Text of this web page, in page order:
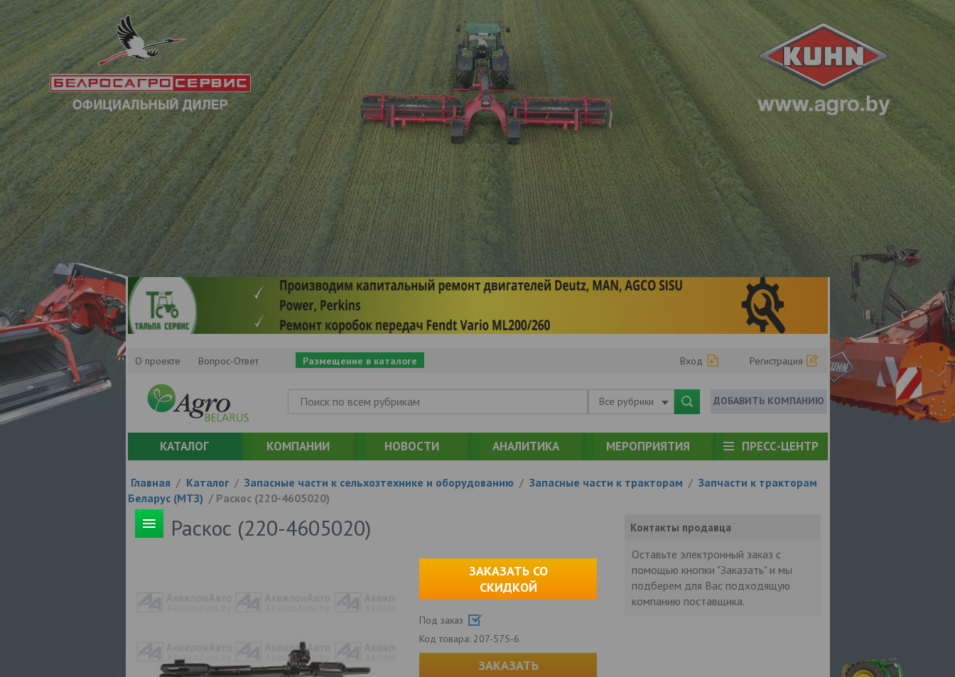
О проекте Вопрос-Ответ Размещение в каталоге Вход Регистрация
Все рубрики ДОБАВИТЬ КОМПАНИЮ
КАТАЛОГ КОМПАНИИ НОВОСТИ АНАЛИТИКА МЕРОПРИЯТИЯ ПРЕСС-ЦЕНТР
Главная / Каталог / Запасные части к сельхозтехнике и оборудованию / Запасные части к тракторам / Запчасти к тракторам
Беларус (МТЗ) / Раскос (220-4605020)
Раскос (220-4605020)
ЗАКАЗАТЬ СО
СКИДКОЙ
Под заказ
Код товара: 207-575-6
ЗАКАЗАТЬ
Контакты продавца
Оставьте электронный заказ с
помощью кнопки "Заказать" и мы
подберем для Вас подходящую
компанию поставщика.